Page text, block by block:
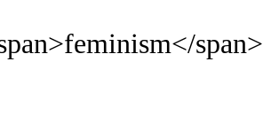
span>